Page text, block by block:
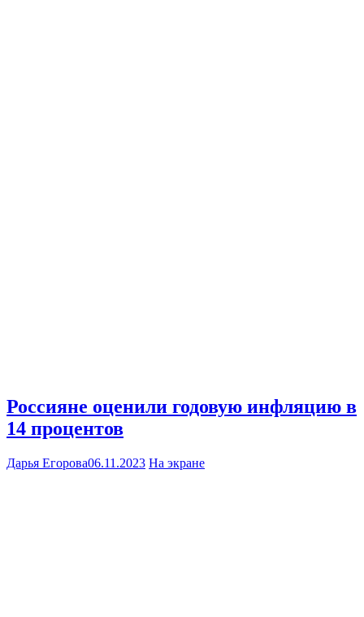
Россияне оценили годовую инфляцию в
14 процентов
Дарья Егорова06.11.2023 На экране